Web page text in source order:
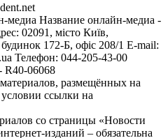
медиа Название онлайн-медиа -
02091, місто Київ,
172-Б, офіс 208/1 E-mail:
Телефон: 044-205-43-00
R40-06068
размещённых на
условии ссылки на
со страницы «Новости
изданий – обязательна